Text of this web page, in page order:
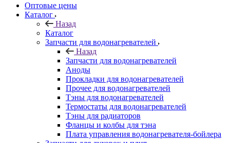
Оптовые цены
Каталог
Назад
Каталог
Запчасти для водонагревателей
Назад
Запчасти для водонагревателей
Аноды
Прокладки для водонагревателей
Прочее для водонагревателей
Тэны для водонагревателей
Термостаты для водонагревателей
Тэны для радиаторов
Фланцы и колбы для тэна
Плата управления водонагревателя-бойлера